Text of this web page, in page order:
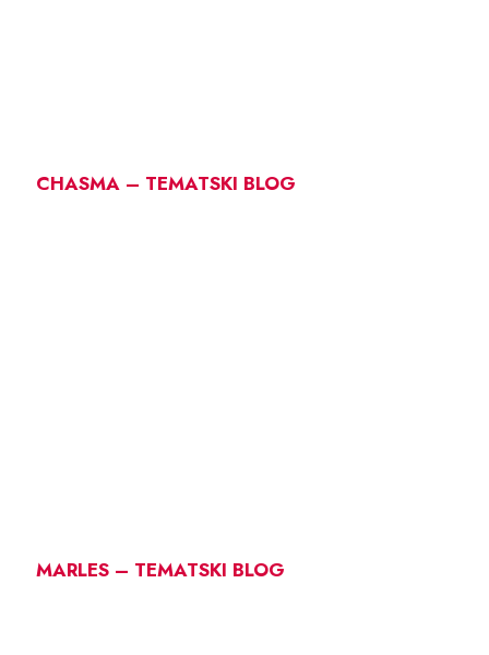
CHASMA – TEMATSKI BLOG
MARLES – TEMATSKI BLOG